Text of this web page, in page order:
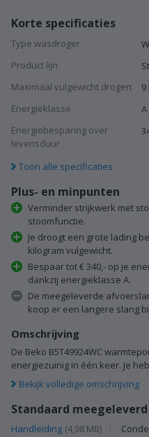
Korte specificaties
Type wasdroger
Product lijn
Maximaal vulgewicht drogen
9
Energieklasse
A
Energiebesparing over
levensduur
Toon alle specificaties
Plus- en minpunten
Verminder strijkwerk met
stoomfunctie.
Je droogt een grote lading
kilogram vulgewicht.
Bespaar tot € 340,- op je
dankzij energieklasse A.
De meegeleverde
koop er een langere slang
Omschrijving
De Beko B5T49924WC
energiezuinig in één keer. Je
Bekijk volledige omschrijving
Standaard meegeleverd
Handleiding (4,98 MB)